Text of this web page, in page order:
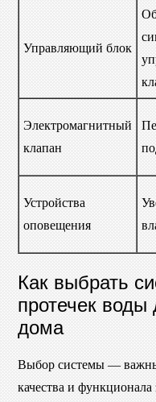
Управляющий блок
Электромагнитный
клапан
Устройства
оповещения
Как выбрать
протечек воды
дома
Выбор системы —
качества и функционала